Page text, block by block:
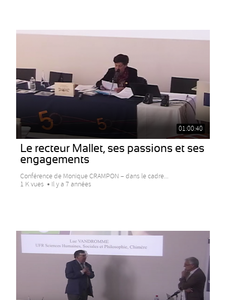
01:00:40
Le recteur Mallet, ses passions et ses
engagements
Conférence de Monique CRAMPON – dans le cadre...
1 K vues
Il y a 7 années